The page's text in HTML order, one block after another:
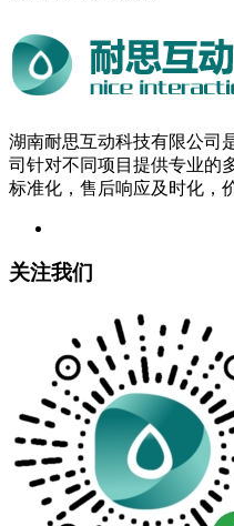
湖南耐思互动科技有限公司
司针对不同项目提供专业的
标准化，售后响应及时化，
关注我们